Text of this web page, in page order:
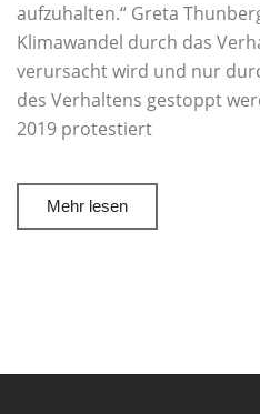
aufzuhalten.“ Greta
Klimawandel durch das
verursacht wird und nur
des Verhaltens gestoppt
2019 protestiert
Mehr lesen